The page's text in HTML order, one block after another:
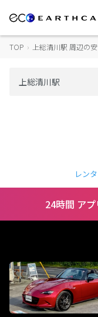
TOP › 上総清川駅 周辺の
レン
24時間 ア